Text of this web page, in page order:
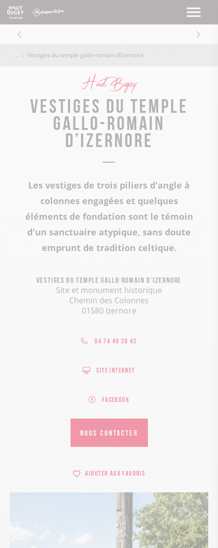
Vestiges du temple gallo-romain d’Izernore
Haut Bugey
Vestiges du temple
gallo-romain
d’Izernore
Les vestiges de trois piliers d'angle à
colonnes engagées et quelques
éléments de fondation sont le témoin
d'un sanctuaire atypique, sans doute
emprunt de tradition celtique.
Vestiges du temple gallo-romain d’Izernore
Site et monument historique
Chemin des Colonnes
01580 Izernore
04 74 49 20 42
Site internet
Facebook
NOUS CONTACTER
Ajouter aux favoris